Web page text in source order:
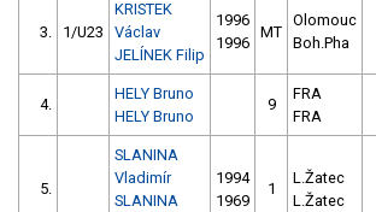
3. 1/U23
KRISTEK
Václav
JELÍNEK Filip
1996
1996
MT
Olomouc
Boh.Pha
4.
HELY Bruno
HELY Bruno
9
FRA
FRA
5.
SLANINA
Vladimír
SLANINA
1994
1969
1
L.Žatec
L.Žatec